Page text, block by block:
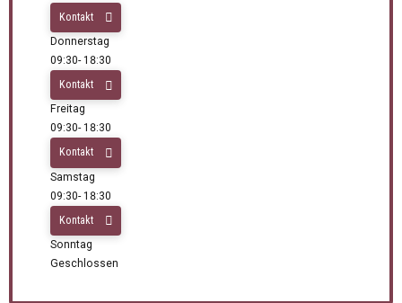
Kontakt
Donnerstag
09:30- 18:30
Kontakt
Freitag
09:30- 18:30
Kontakt
Samstag
09:30- 18:30
Kontakt
Sonntag
Geschlossen